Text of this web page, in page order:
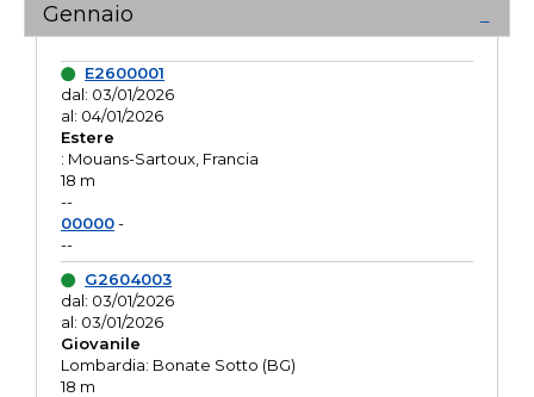
Gennaio
E2600001
dal: 03/01/2026
al: 04/01/2026
Estere
: Mouans-Sartoux, Francia
18 m
--
00000-
--
G2604003
dal: 03/01/2026
al: 03/01/2026
Giovanile
Lombardia: Bonate Sotto (BG)
18 m